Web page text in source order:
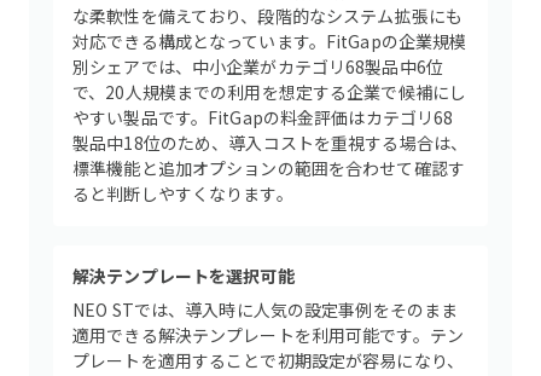
な柔軟性を備えており、段階的なシステム拡張にも
対応できる構成となっています。FitGapの企業規模
別シェアでは、中小企業がカテゴリ68製品中6位
で、20人規模までの利用を想定する企業で候補にし
やすい製品です。FitGapの料金評価はカテゴリ68
製品中18位のため、導入コストを重視する場合は、
標準機能と追加オプションの範囲を合わせて確認す
ると判断しやすくなります。
解決テンプレートを選択可能
NEO STでは、導入時に人気の設定事例をそのまま
適用できる解決テンプレートを利用可能です。テン
プレートを適用することで初期設定が容易になり、